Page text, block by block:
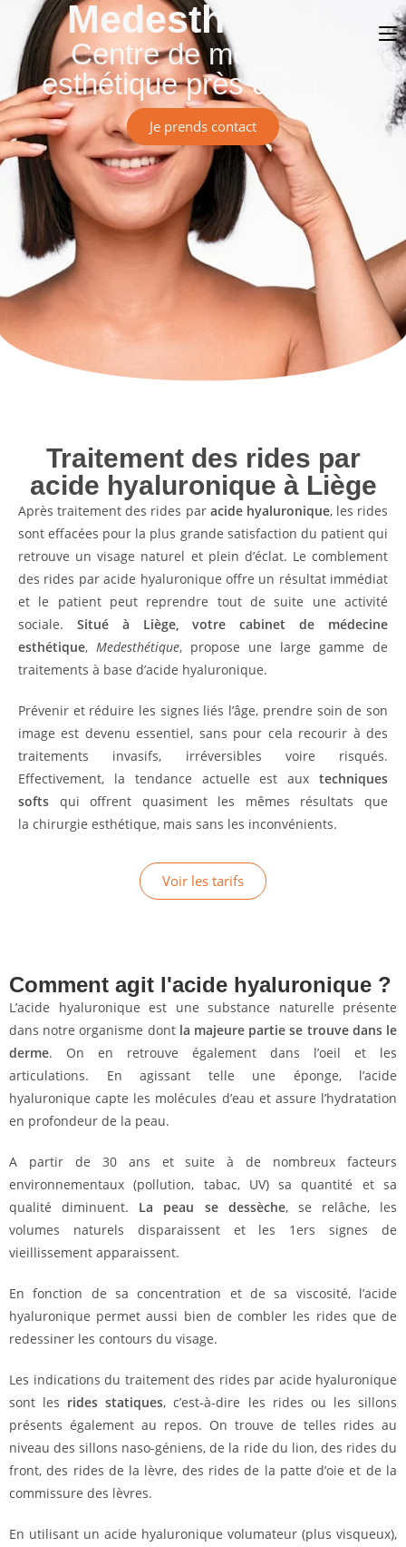
Medesthétique
Centre de médecine
esthétique près de Liège
Je prends contact
Traitement des rides par
acide hyaluronique à Liège
Après traitement des rides par acide hyaluronique, les rides
sont effacées pour la plus grande satisfaction du patient qui
retrouve un visage naturel et plein d’éclat. Le comblement
des rides par acide hyaluronique offre un résultat immédiat
et le patient peut reprendre tout de suite une activité
sociale. Situé à Liège, votre cabinet de médecine
esthétique, Medesthétique, propose une large gamme de
traitements à base d’acide hyaluronique.
Prévenir et réduire les signes liés l’âge, prendre soin de son
image est devenu essentiel, sans pour cela recourir à des
traitements invasifs, irréversibles voire risqués.
Effectivement, la tendance actuelle est aux techniques
softs qui offrent quasiment les mêmes résultats que
la chirurgie esthétique, mais sans les inconvénients.
Voir les tarifs
Comment agit l'acide hyaluronique ?
L’acide hyaluronique est une substance naturelle présente
dans notre organisme dont la majeure partie se trouve dans le
derme. On en retrouve également dans l’oeil et les
articulations. En agissant telle une éponge, l’acide
hyaluronique capte les molécules d’eau et assure l’hydratation
en profondeur de la peau.
A partir de 30 ans et suite à de nombreux facteurs
environnementaux (pollution, tabac, UV) sa quantité et sa
qualité diminuent. La peau se dessèche, se relâche, les
volumes naturels disparaissent et les 1ers signes de
vieillissement apparaissent.
En fonction de sa concentration et de sa viscosité, l’acide
hyaluronique permet aussi bien de combler les rides que de
redessiner les contours du visage.
Les indications du traitement des rides par acide hyaluronique
sont les rides statiques, c’est-à-dire les rides ou les sillons
présents également au repos. On trouve de telles rides au
niveau des sillons naso-géniens, de la ride du lion, des rides du
front, des rides de la lèvre, des rides de la patte d’oie et de la
commissure des lèvres.
En utilisant un acide hyaluronique volumateur (plus visqueux),